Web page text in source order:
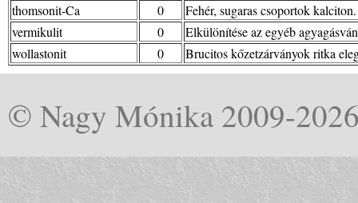
thomsonit-Ca
0
Fehér, sugaras csoportok kalciton.
vermikulit
0
Elkülönítése az egyéb
wollastonit
0 Brucitos kőzetzárványok ritka
© Nagy Mónika 2009-